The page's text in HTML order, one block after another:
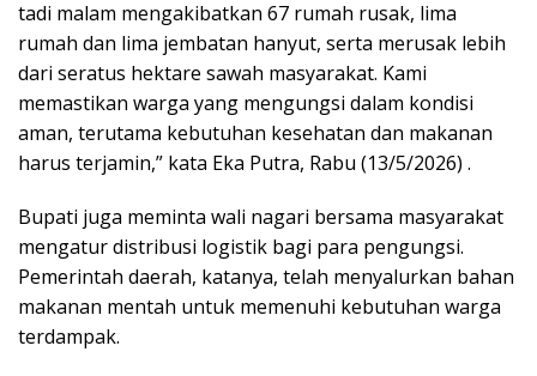
tadi malam mengakibatkan 67 rumah rusak, lima
rumah dan lima jembatan hanyut, serta merusak lebih
dari seratus hektare sawah masyarakat. Kami
memastikan warga yang mengungsi dalam kondisi
aman, terutama kebutuhan kesehatan dan makanan
harus terjamin,” kata Eka Putra, Rabu (13/5/2026) .
Bupati juga meminta wali nagari bersama masyarakat
mengatur distribusi logistik bagi para pengungsi.
Pemerintah daerah, katanya, telah menyalurkan bahan
makanan mentah untuk memenuhi kebutuhan warga
terdampak.